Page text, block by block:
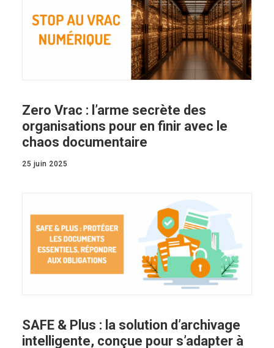
Zero Vrac : l’arme secrète des
organisations pour en finir avec le
chaos documentaire
25 juin 2025
SAFE & Plus : la solution d’archivage
intelligente, conçue pour s’adapter à